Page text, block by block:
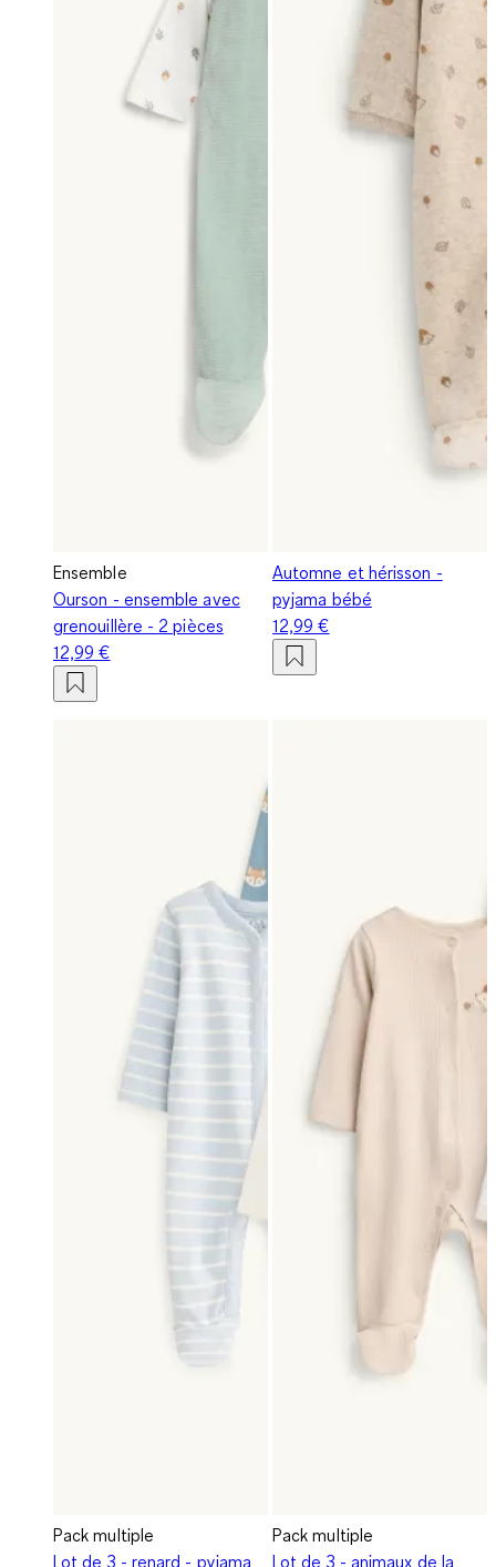
Ensemble
Ourson - ensemble avec
grenouillère - 2 pièces
12,99 €
Automne et hérisson -
pyjama bébé
12,99 €
Pack multiple
Lot de 3 - renard - pyjama
Pack multiple
Lot de 3 - animaux de la